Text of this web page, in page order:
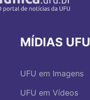
MÍDIAS UFU
UFU em Imagens
UFU em Vídeos